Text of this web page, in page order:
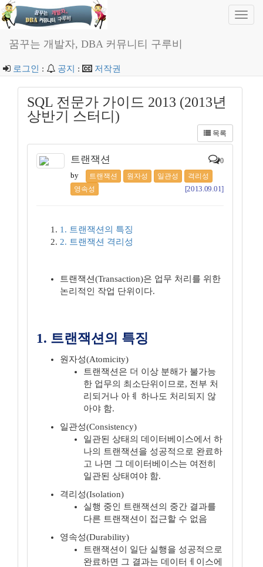
꿈꾸는 개발자, DBA 커뮤니티 구루비
로그인 : 공지 : 저작권
SQL 전문가 가이드 2013 (2013년
상반기 스터디)
목록
트랜잭션 0
by 트랜잭션 원자성 일관성
격리성
영속성
[2013.09.01]
1. 트랜잭션의 특징
2. 트랜잭션 격리성
트랜잭션(Transaction)은 업무 처리를 위한
논리적인 작업 단위이다.
1. 트랜잭션의 특징
원자성(Atomicity)
트랜잭션은 더 이상 분해가 불가능
한 업무의 최소단위이므로, 전부 처
리되거나 아ㅖ 하나도 처리되지 않
아야 함.
일관성(Consistency)
일관된 상태의 데이터베이스에서 하
나의 트랜잭션을 성공적으로 완료하
고 나면 그 데이터베이스는 여전히
일관된 상태여야 함.
격리성(Isolation)
실행 중인 트랜잭션의 중간 결과를
다른 트랜잭션이 접근할 수 없음
영속성(Durability)
트랜잭션이 일단 실행을 성공적으로
완료하면 그 결과는 데이터ㅔ이스에